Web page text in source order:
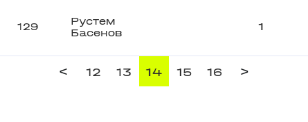
129
Рустем
Басенов
1
< 12 13 14 15 16 >